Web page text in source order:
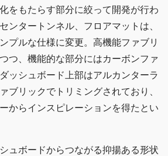
をもたらす部分に絞って開発が行わ
ンタートンネル、フロアマットは、
プルな仕様に変更。高機能ファブリ
つ、機能的な部分にはカーボンファ
ッシュボード上部はアルカンターラ
ブリックでトリミングされており、
からインスピレーションを得たとい
ュボードからつながる抑揚ある形状